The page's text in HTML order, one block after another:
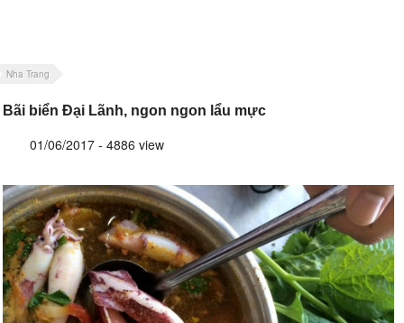
Nha Trang
Bãi biển Đại Lãnh, ngon ngon lẩu mực
01/06/2017 - 4886 view